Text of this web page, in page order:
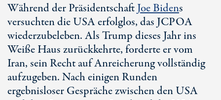
Während der PräsidentschaftJoe Bidens
versuchten die USA erfolglos, das JCPOA
wiederzubeleben. Als Trump dieses Jahr ins
Weiße Haus zurückkehrte, forderte er vom
Iran, sein Recht auf Anreicherung vollständig
aufzugeben. Nach einigen Runden
ergebnisloser Gespräche zwischen den USA